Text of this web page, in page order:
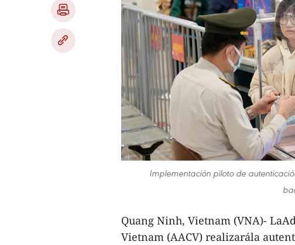
Implementación piloto de
Quang Ninh, Vietnam (VNA)-
Vietnam (AACV) realizarála